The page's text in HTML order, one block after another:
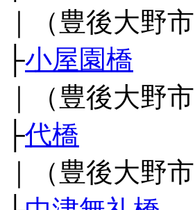
｜（豊後大
├小屋園橋
｜（豊後大
├代橋
｜（豊後大野